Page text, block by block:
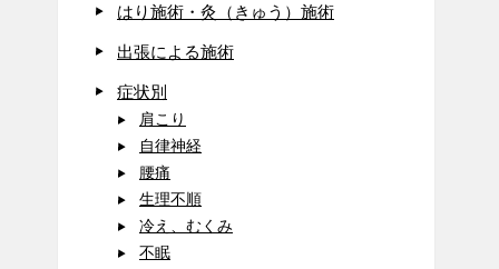
はり施術・灸（きゅう）施術
出張による施術
症状別
肩こり
自律神経
腰痛
生理不順
冷え、むくみ
不眠